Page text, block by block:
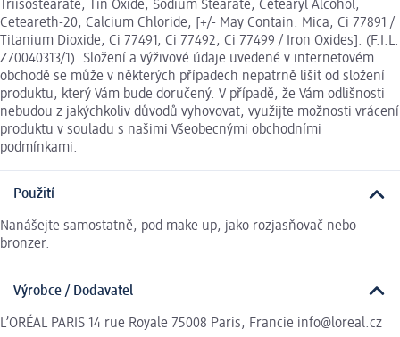
Triisostearate, Tin Oxide, Sodium Stearate, Cetearyl Alcohol,
Ceteareth-20, Calcium Chloride, [+/- May Contain: Mica, Ci 77891 /
Titanium Dioxide, Ci 77491, Ci 77492, Ci 77499 / Iron Oxides]. (F.I.L.
Z70040313/1). Složení a výživové údaje uvedené v internetovém
obchodě se může v některých případech nepatrně lišit od složení
produktu, který Vám bude doručený. V případě, že Vám odlišnosti
nebudou z jakýchkoliv důvodů vyhovovat, využijte možnosti vrácení
produktu v souladu s našimi Všeobecnými obchodními
podmínkami.
Použití
Nanášejte samostatně, pod make up, jako rozjasňovač nebo
bronzer.
Výrobce / Dodavatel
L’ORÉAL PARIS 14 rue Royale 75008 Paris, Francie info@loreal.cz